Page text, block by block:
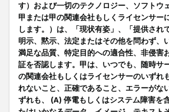
す）および一切のテクノロジー、ソフトウ
甲または甲の関連会社もしくライセンサー
します。）は、「現状有姿」、「提供さ
明示、黙示、法定またはその他を問わず、
満足な品質、特定目的への適合性、非侵害
証を否認します。甲は、いつでも、随時サ
の関連会社もしくはライセンサーのいずれ
れないこと、正確であること、エラーがな
ずれも、 (A) 停電もしくはシステム障害を